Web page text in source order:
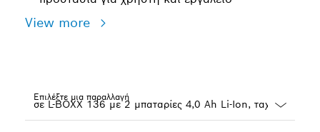
View more
Επιλέξτε μια παραλλαγή